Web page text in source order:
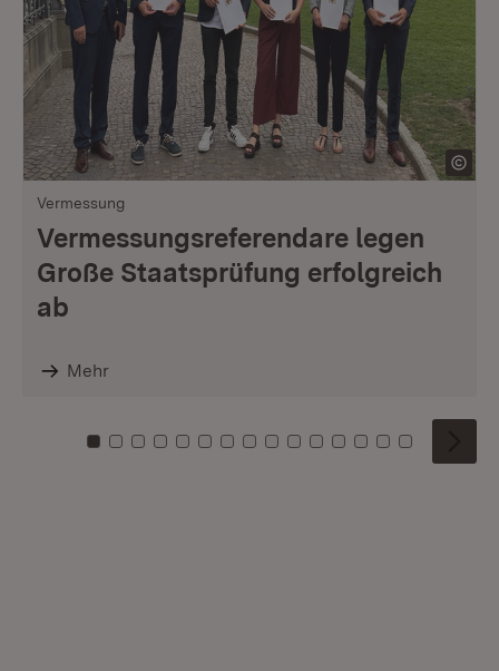
Vermessung
Vermessungsreferendare legen
Große Staatsprüfung erfolgreich
ab
Mehr
Zu Kachel: 0
Zu Kachel: 1
Zu Kachel: 2
Zu Kachel: 3
Zu Kachel: 4
Zu Kachel: 5
Zu Kachel: 6
Zu Kachel: 7
Zu Kachel: 8
Zu Kachel: 9
Zu Kachel: 10
Zu Kachel: 11
Zu Kachel: 12
Zu Kachel:
Zu